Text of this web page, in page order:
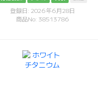
登録日: 2026年6月28日
商品No: 38513786